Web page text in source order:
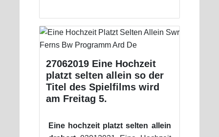
27062019 Eine Hochzeit
platzt selten allein so der
Titel des Spielfilms wird
am Freitag 5.
Eine hochzeit platzt selten allein